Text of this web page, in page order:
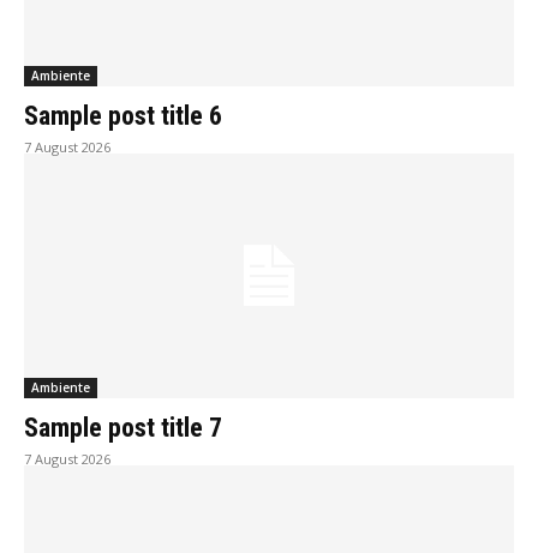
Ambiente
Sample post title 6
7 August 2026
Ambiente
Sample post title 7
7 August 2026